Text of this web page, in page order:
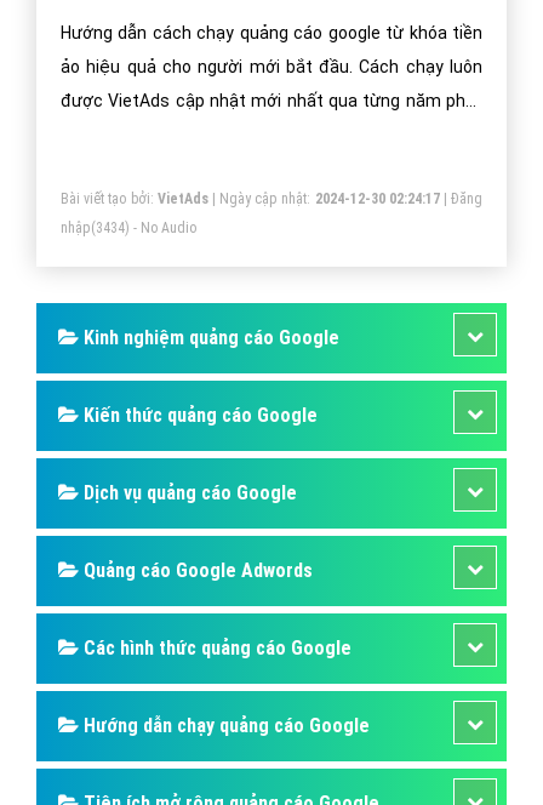
Hướng dẫn cách chạy quảng cáo google từ khóa tiền
ảo hiệu quả cho người mới bắt đầu. Cách chạy luôn
được VietAds cập nhật mới nhất qua từng năm phát
Bài viết tạo bởi: VietAds| Ngày cập nhật: 2024-12-30 02:24:17|Đăng
nhập(3434) - No Audio
Kinh nghiệm quảng cáo Google
Kiến thức quảng cáo Google
Dịch vụ quảng cáo Google
Quảng cáo Google Adwords
Các hình thức quảng cáo Google
Hướng dẫn chạy quảng cáo Google